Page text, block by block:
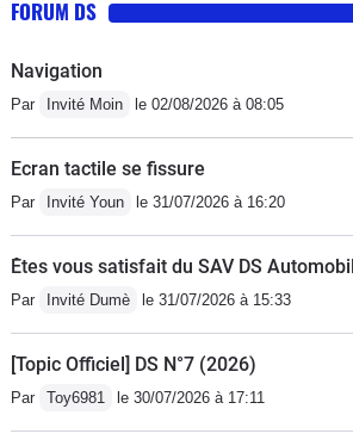
FORUM DS
Navigation
Par Invité Moin le 02/08/2026 à 08:05
Ecran tactile se fissure
Par Invité Youn le 31/07/2026 à 16:20
Êtes vous satisfait du SAV DS
Par Invité Dumè le 31/07/2026 à 15:33
[Topic Officiel] DS N°7 (2026)
Par Toy6981 le 30/07/2026 à 17:11